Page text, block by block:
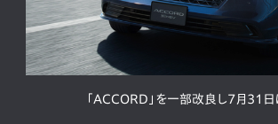
「ACCORD」を一部改良し7月31